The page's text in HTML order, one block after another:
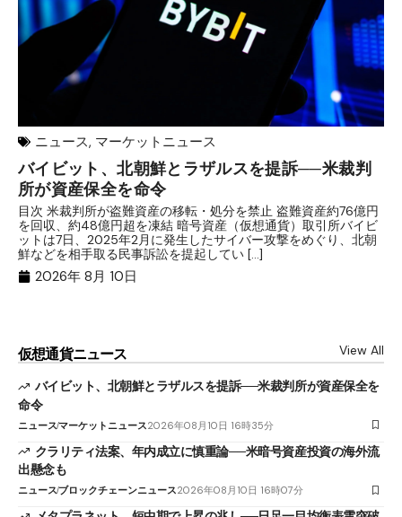
ニュース, マーケットニュース
バイビット、北朝鮮とラザルスを提訴──米裁判
所が資産保全を命令
目次 米裁判所が盗難資産の移転・処分を禁止 盗難資産約76億円
を回収、約48億円超を凍結 暗号資産（仮想通貨）取引所バイビ
ットは7日、2025年2月に発生したサイバー攻撃をめぐり、北朝
鮮などを相手取る民事訴訟を提起してい […]
2026年 8月 10日
仮想通貨ニュース View All
バイビット、北朝鮮とラザルスを提訴──米裁判所が資産保全を
命令
ニュースマーケットニュース2026年08月10日 16時35分
クラリティ法案、年内成立に慎重論──米暗号資産投資の海外流
出懸念も
ニュースブロックチェーンニュース2026年08月10日 16時07分